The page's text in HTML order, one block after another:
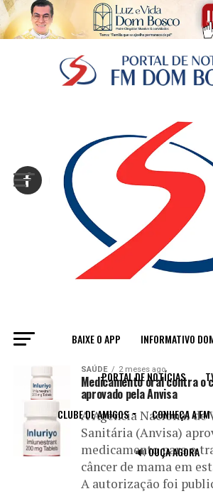
BAIXE O APP INFORMATIVO
PORTAL DE NOTÍCIAS
CLUBE DE AMIGOS CONHEÇA A
🔊 OUÇA AGORA
All posts tagged "câncer
SAÚDE 2 meses ago
Medicamento oral contra o
aprovado pela Anvisa
A Agência Nacional de
Sanitária (Anvisa)
medicamento para o
câncer de mama em
A autorização foi
Sair da versão